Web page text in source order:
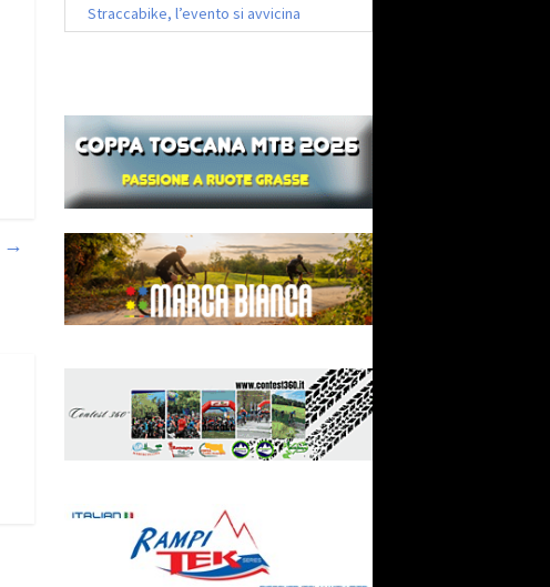
→
Straccabike, l’evento si avvicina